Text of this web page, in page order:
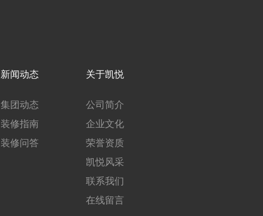
新闻动态
集团动态
装修指南
装修问答
关于凯悦
公司简介
企业文化
荣誉资质
凯悦风采
联系我们
在线留言